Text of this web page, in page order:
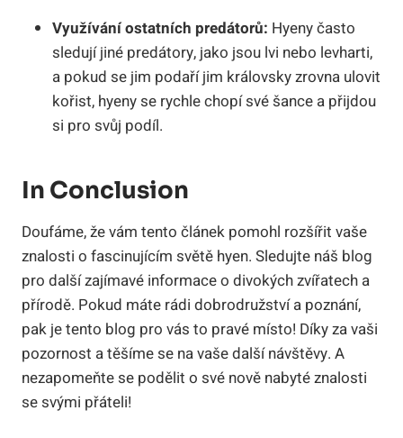
Využívání ostatních predátorů: Hyeny často
sledují jiné predátory, jako jsou lvi nebo levharti,
a pokud se jim podaří jim královsky zrovna ulovit
kořist, hyeny se rychle chopí své šance a přijdou
si pro svůj podíl.
In Conclusion
Doufáme, že vám tento článek pomohl rozšířit vaše
znalosti o fascinujícím světě hyen. Sledujte náš blog
pro další zajímavé informace o divokých zvířatech a
přírodě. Pokud máte rádi dobrodružství a poznání,
pak je tento blog pro vás to pravé místo! Díky za vaši
pozornost a těšíme se na vaše další návštěvy. A
nezapomeňte se podělit o své nově nabyté znalosti
se svými přáteli!